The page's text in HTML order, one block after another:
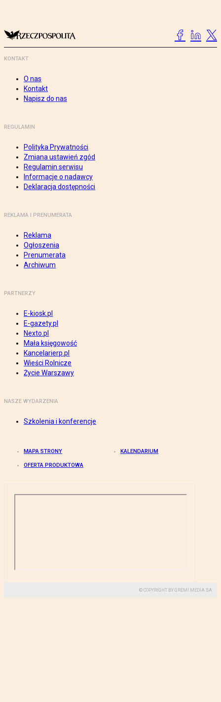
KONTAKT
O nas
Kontakt
Napisz do nas
REGULAMIN
Polityka Prywatności
Zmiana ustawień zgód
Regulamin serwisu
Informacje o nadawcy
Deklaracja dostępności
REKLAMA I PRENUMERATA
Reklama
Ogłoszenia
Prenumerata
Archiwum
PARTNERZY
E-kiosk.pl
E-gazety.pl
Nexto.pl
Mała księgowość
Kancelarierp.pl
Wieści Rolnicze
Życie Warszawy
NASZE WYDARZENIA
Szkolenia i konferencje
MAPA STRONY KALENDARIUM
OFERTA PRODUKTOWA
© COPYRIGHT BY GREMI MEDIA SA